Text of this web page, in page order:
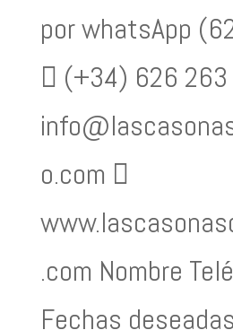
por whatsApp
 (+34) 626
o.com 
.com Nombre
Fechas